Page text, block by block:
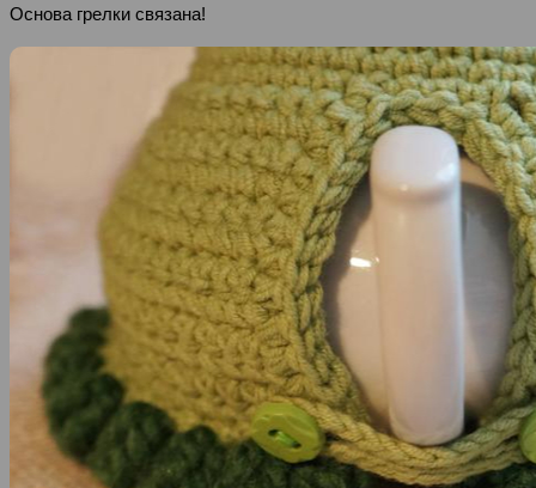
Основа грелки связана!